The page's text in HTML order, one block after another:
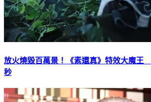
放火燒毀百萬景！《素還真》特效大魔王
秒